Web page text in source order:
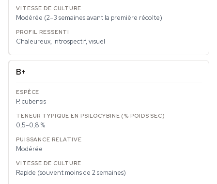
Modérée (2–3 semaines avant la première récolte)
Chaleureux, introspectif, visuel
B+
P. cubensis
0,5–0,8 %
Modérée
Rapide (souvent moins de 2 semaines)